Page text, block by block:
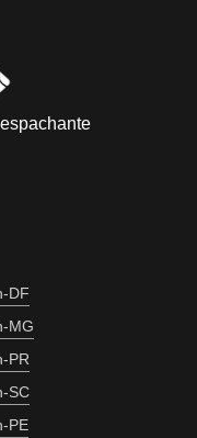
DF
MG
PR
SC
PE